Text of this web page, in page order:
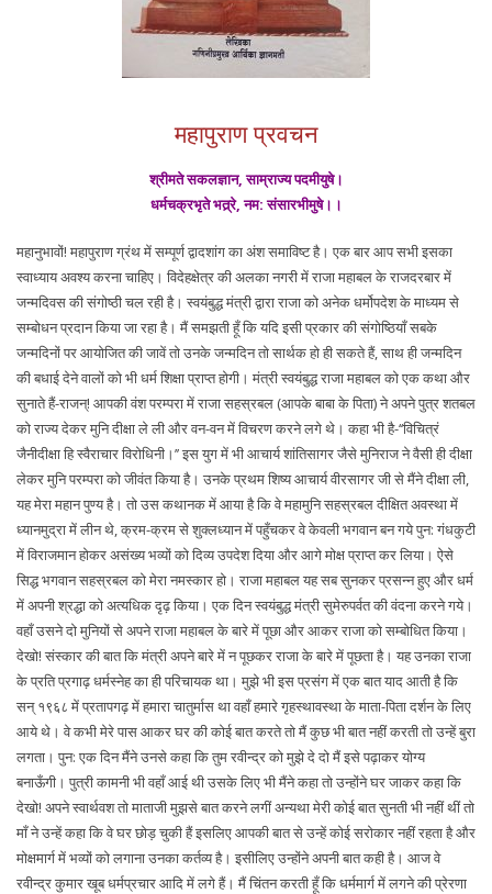
महापुराण प्रवचन
श्रीमते सकलज्ञान, साम्राज्य पदमीयुषे।
धर्मचक्रभृते भत्र्रे, नम: संसारभीमुषे।।
महानुभावों! महापुराण ग्रंथ में सम्पूर्ण द्वादशांग का अंश समाविष्ट है। एक बार आप सभी इसका
स्वाध्याय अवश्य करना चाहिए। विदेहक्षेत्र की अलका नगरी में राजा महाबल के राजदरबार में
जन्मदिवस की संगोष्ठी चल रही है। स्वयंबुद्ध मंत्री द्वारा राजा को अनेक धर्मोपदेश के माध्यम से
सम्बोधन प्रदान किया जा रहा है। मैं समझती हूँ कि यदि इसी प्रकार की संगोष्ठियाँ सबके
जन्मदिनों पर आयोजित की जावें तो उनके जन्मदिन तो सार्थक हो ही सकते हैं, साथ ही जन्मदिन
की बधाई देने वालों को भी धर्म शिक्षा प्राप्त होगी। मंत्री स्वयंबुद्ध राजा महाबल को एक कथा और
सुनाते हैं-राजन्! आपकी वंश परम्परा में राजा सहस्रबल (आपके बाबा के पिता) ने अपने पुत्र शतबल
को राज्य देकर मुनि दीक्षा ले ली और वन-वन में विचरण करने लगे थे। कहा भी है-‘‘विचित्रं
जैनीदीक्षा हि स्वैराचार विरोधिनी।’’ इस युग में भी आचार्य शांतिसागर जैसे मुनिराज ने वैसी ही दीक्षा
लेकर मुनि परम्परा को जीवंत किया है। उनके प्रथम शिष्य आचार्य वीरसागर जी से मैंने दीक्षा ली,
यह मेरा महान पुण्य है। तो उस कथानक में आया है कि वे महामुनि सहस्रबल दीक्षित अवस्था में
ध्यानमुद्रा में लीन थे, क्रम-क्रम से शुक्लध्यान में पहुँचकर वे केवली भगवान बन गये पुन: गंधकुटी
में विराजमान होकर असंख्य भव्यों को दिव्य उपदेश दिया और आगे मोक्ष प्राप्त कर लिया। ऐसे
सिद्ध भगवान सहस्रबल को मेरा नमस्कार हो। राजा महाबल यह सब सुनकर प्रसन्न हुए और धर्म
में अपनी श्रद्धा को अत्यधिक दृढ़ किया। एक दिन स्वयंबुद्ध मंत्री सुमेरुपर्वत की वंदना करने गये।
वहाँ उसने दो मुनियों से अपने राजा महाबल के बारे में पूछा और आकर राजा को सम्बोधित किया।
देखो! संस्कार की बात कि मंत्री अपने बारे में न पूछकर राजा के बारे में पूछता है। यह उनका राजा
के प्रति प्रगाढ़ धर्मस्नेह का ही परिचायक था। मुझे भी इस प्रसंग में एक बात याद आती है कि
सन् १९६८ में प्रतापगढ़ में हमारा चातुर्मास था वहाँ हमारे गृहस्थावस्था के माता-पिता दर्शन के लिए
आये थे। वे कभी मेरे पास आकर घर की कोई बात करते तो मैं कुछ भी बात नहीं करती तो उन्हें बुरा
लगता। पुन: एक दिन मैंने उनसे कहा कि तुम रवीन्द्र को मुझे दे दो मैं इसे पढ़ाकर योग्य
बनाऊँगी। पुत्री कामनी भी वहाँ आई थी उसके लिए भी मैंने कहा तो उन्होंने घर जाकर कहा कि
देखो! अपने स्वार्थवश तो माताजी मुझसे बात करने लगीं अन्यथा मेरी कोई बात सुनती भी नहीं थीं तो
माँ ने उन्हें कहा कि वे घर छोड़ चुकी हैं इसलिए आपकी बात से उन्हें कोई सरोकार नहीं रहता है और
मोक्षमार्ग में भव्यों को लगाना उनका कर्तव्य है। इसीलिए उन्होंने अपनी बात कही है। आज वे
रवीन्द्र कुमार खूब धर्मप्रचार आदि में लगे हैं। मैं चिंतन करती हूँ कि धर्ममार्ग में लगने की प्रेरणा